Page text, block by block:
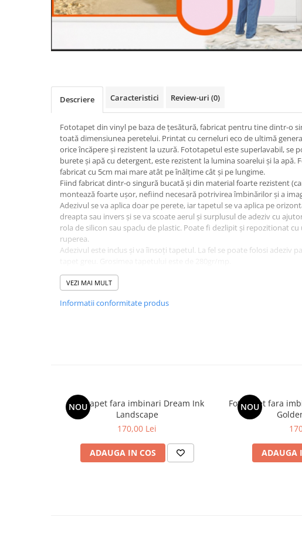
Descriere Caracteristici Review-uri (0)
Fototapet din vinyl pe baza de țesătură, fabricat pentru tine dintr-o
toată dimensiunea peretelui. Printat cu cerneluri eco de ultimă
orice încăpere și rezistent la uzură. Fototapetul este superlavabil, se
burete și apă cu detergent, este rezistent la lumina soarelui și la apă.
fabricat cu 5cm mai mare atât pe înălțime cât și pe lungime.
Fiind fabricat dintr-o singură bucată și din material foarte rezistent
montează foarte ușor, nefiind necesară potrivirea îmbinărilor și a
Adezivul se va aplica doar pe perete, iar tapetul se va aplica pe
dreapta sau invers și se va scoate aerul și surplusul de adeziv cu
rola de silicon sau spaclu de plastic. Poate fi dezlipit și repozitionat cu
ruperea.
Adezivul este inclus și va îinsoți tapetul. La fel se poate folosi adeziv
Fototapetul va fi expediat intr-un tub de carton care ii va asigura
VEZI MAI MULT
Informatii conformitate produs
NOU
Fototapet fara imbinari Dream Ink
Landscape
170,00 Lei
ADAUGA IN COS
NOU
Fototapet fara
ADAUGA